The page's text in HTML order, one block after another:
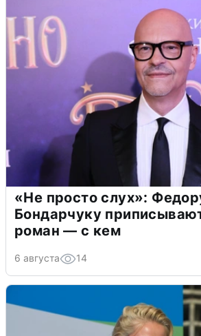
«Не просто слух»:
Бондарчуку
роман — с кем
6 августа 14